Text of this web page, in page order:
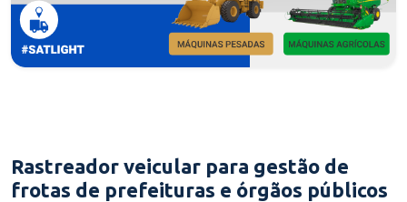
Rastreador veicular para gestão de
frotas de prefeituras e órgãos públicos